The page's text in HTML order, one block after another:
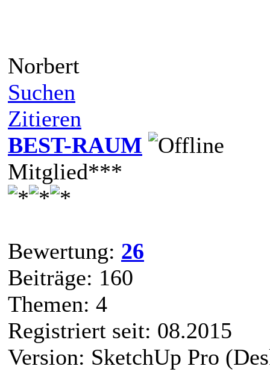
Norbert
Suchen
Zitieren
BEST-RAUM
Mitglied***
Bewertung: 26
Beiträge: 160
Themen: 4
Registriert seit: 08.2015
Version: SketchUp Pro